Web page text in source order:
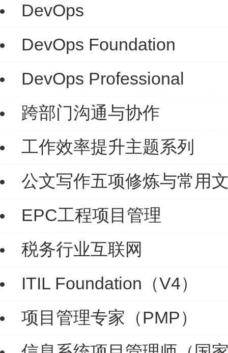
DevOps
DevOps Foundation
DevOps Professional
跨部门沟通与协作
工作效率提升主题系列
公文写作五项修炼与常用
EPC工程项目管理
税务行业互联网
ITIL Foundation（V4）
项目管理专家（PMP）